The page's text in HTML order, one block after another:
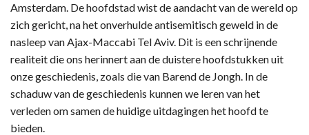
Amsterdam. De hoofdstad wist de aandacht van de wereld op
zich gericht, na het onverhulde antisemitisch geweld in de
nasleep van Ajax-Maccabi Tel Aviv. Dit is een schrijnende
realiteit die ons herinnert aan de duistere hoofdstukken uit
onze geschiedenis, zoals die van Barend de Jongh. In de
schaduw van de geschiedenis kunnen we leren van het
verleden om samen de huidige uitdagingen het hoofd te
bieden.